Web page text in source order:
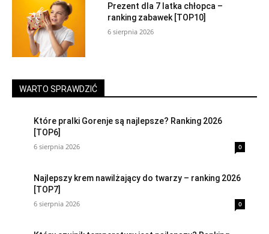
Prezent dla 7 latka chłopca –
ranking zabawek [TOP10]
6 sierpnia 2026
WARTO SPRAWDZIĆ
Które pralki Gorenje są najlepsze? Ranking 2026
[TOP6]
6 sierpnia 2026 0
Najlepszy krem nawilżający do twarzy – ranking 2026
[TOP7]
6 sierpnia 2026 0